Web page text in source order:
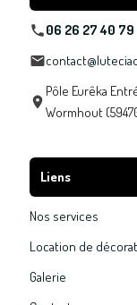
06 26 27 40 79
Pôle Eurêka
Wormhout
Liens
Nos services
Location de
Galerie